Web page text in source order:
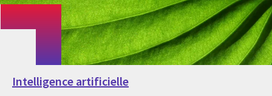
Intelligence artificielle